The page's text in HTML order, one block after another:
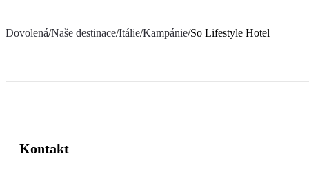
Dovolená/Naše destinace/Itálie/Kampánie/So Lifestyle Hotel
Kontakt